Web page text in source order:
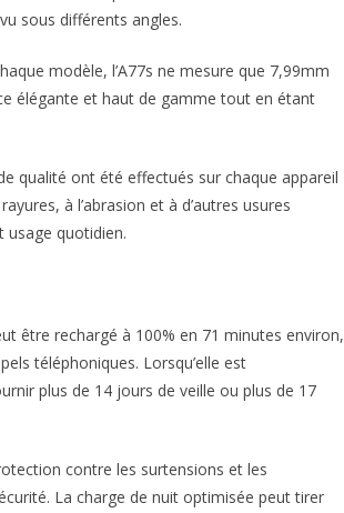
sous différents angles.
modèle, l’A77s ne mesure que 7,99mm
élégante et haut de gamme tout en étant
qualité ont été effectués sur chaque appareil
à l’abrasion et à d’autres usures
usage quotidien.
être rechargé à 100% en 71 minutes environ,
téléphoniques. Lorsqu’elle est
plus de 14 jours de veille ou plus de 17
contre les surtensions et les
La charge de nuit optimisée peut tirer